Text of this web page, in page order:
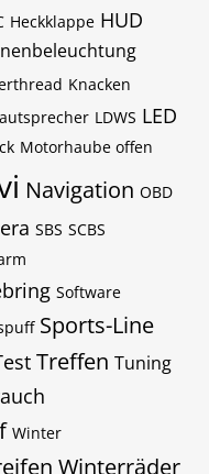
Heckklappe HUD
Knacken
LDWS LED
Motorhaube offen
Navigation OBD
SBS SCBS
Software
Sports-Line
Treffen Tuning
Winter
Winterräder